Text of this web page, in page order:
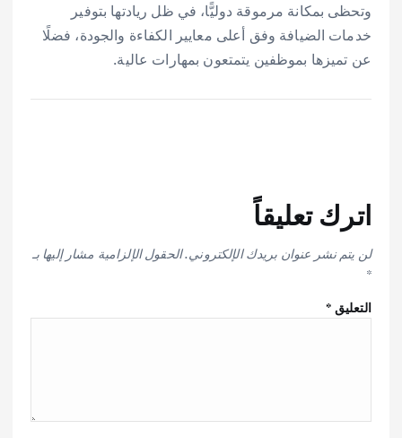
وتحظى بمكانة مرموقة دوليًّا، في ظل ريادتها بتوفير
خدمات الضيافة وفق أعلى معايير الكفاءة والجودة، فضلًا
عن تميزها بموظفين يتمتعون بمهارات عالية.
اترك تعليقاً
لن يتم نشر عنوان بريدك الإلكتروني.الحقول الإلزامية مشار إليها بـ
*
التعليق*